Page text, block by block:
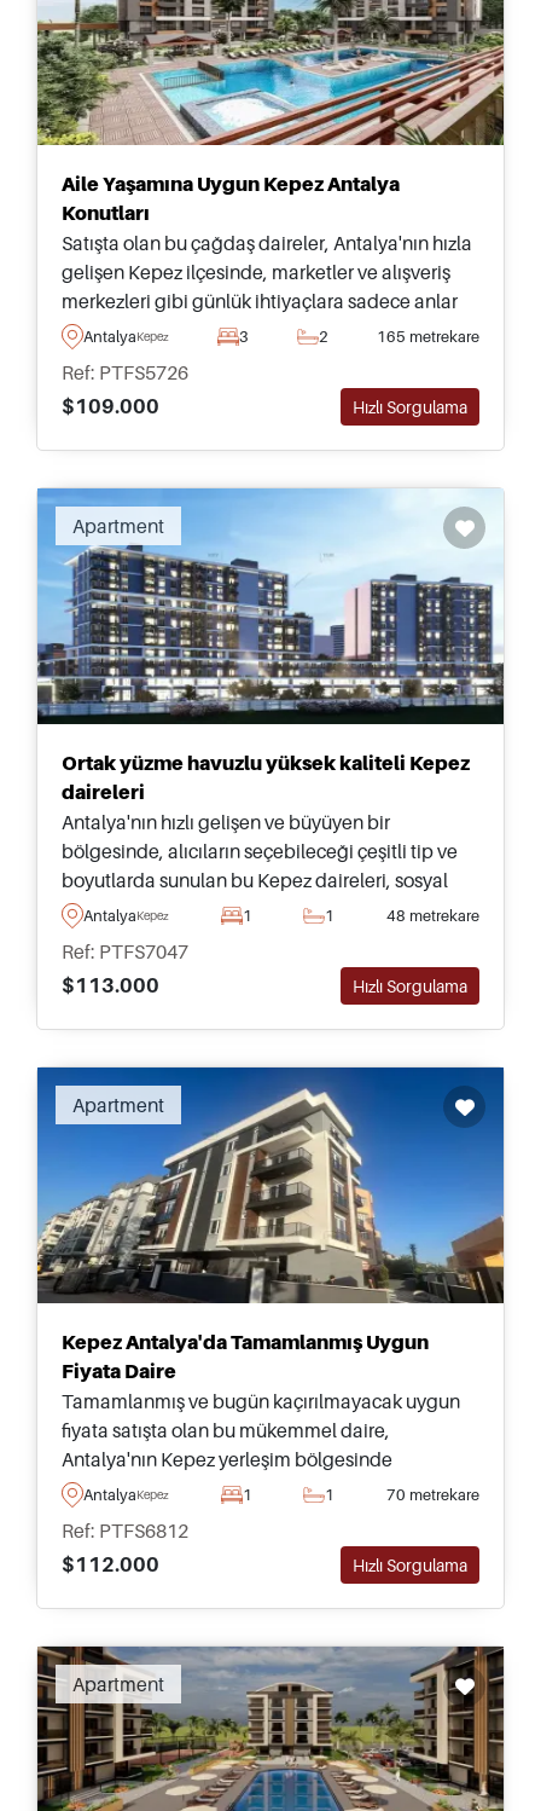
Aile Yaşamına Uygun Kepez Antalya
Konutları
Satışta olan bu çağdaş daireler, Antalya'nın hızla
gelişen Kepez ilçesinde, marketler ve alışveriş
merkezleri gibi günlük ihtiyaçlara sadece anlar
uzaklıkta yaşamak isteyen aileler için uygundur.
AntalyaKepez 3 2 165 metrekare
Ref: PTFS5726
$109.000
Hızlı Sorgulama
Apartment
Ortak yüzme havuzlu yüksek kaliteli Kepez
daireleri
Antalya'nın hızlı gelişen ve büyüyen bir
bölgesinde, alıcıların seçebileceği çeşitli tip ve
boyutlarda sunulan bu Kepez daireleri, sosyal
tesislerle donatılmış yüksek kaliteli bir
AntalyaKepez 1 1 48 metrekare
Ref: PTFS7047
$113.000
Hızlı Sorgulama
Apartment
Kepez Antalya'da Tamamlanmış Uygun
Fiyata Daire
Tamamlanmış ve bugün kaçırılmayacak uygun
fiyata satışta olan bu mükemmel daire,
Antalya'nın Kepez yerleşim bölgesinde
bulunmakta olup günlük ihtiyaçlara ve
AntalyaKepez 1 1 70 metrekare
Ref: PTFS6812
$112.000
Hızlı Sorgulama
Recommended
Apartment